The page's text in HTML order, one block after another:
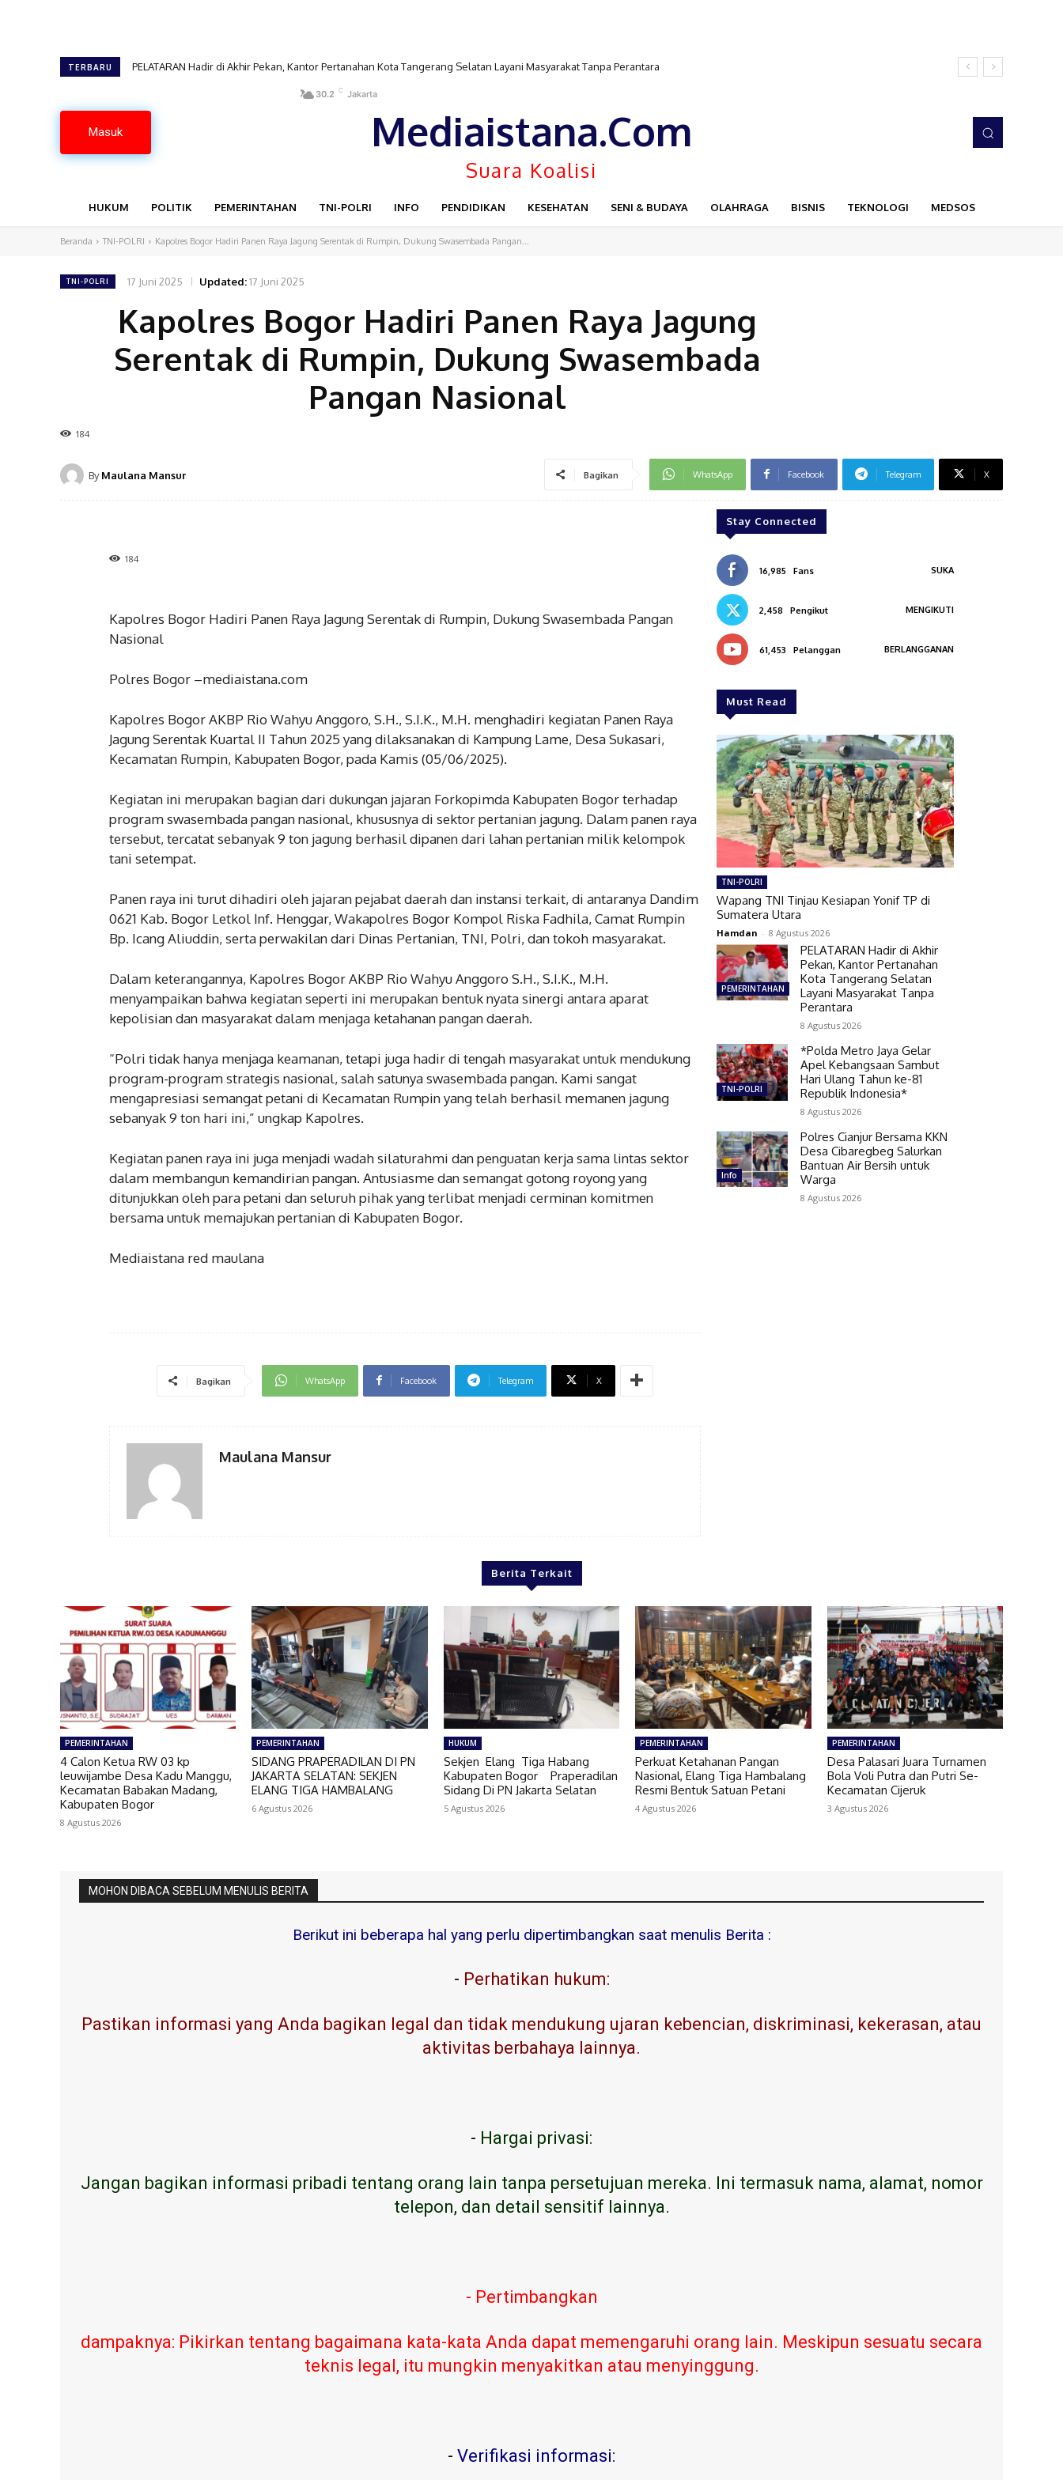
TERBARU PELATARAN Hadir di Akhir Pekan, Kantor Pertanahan Kota Tangerang Selatan Layani Masyarakat Tanpa Perantara
*Polda Metro Jaya Gelar Apel Kebangsaan Sambut Hari Ulang Tahun ke-81 Republik Indonesia*
Masuk
30.2 C Jakarta
Mediaistana.Com
Suara Koalisi
HUKUM POLITIK PEMERINTAHAN TNI-POLRI INFO PENDIDIKAN KESEHATAN SENI & BUDAYA OLAHRAGA BISNIS TEKNOLOGI MEDSOS
Beranda TNI-POLRI Kapolres Bogor Hadiri Panen Raya Jagung Serentak di Rumpin, Dukung Swasembada Pangan...
TNI-POLRI 17 Juni 2025 Updated:17 Juni 2025
Kapolres Bogor Hadiri Panen Raya Jagung
Serentak di Rumpin, Dukung Swasembada
Pangan Nasional
184
By Maulana Mansur Bagikan WhatsApp Facebook Telegram X
184
Kapolres Bogor Hadiri Panen Raya Jagung Serentak di Rumpin, Dukung Swasembada Pangan
Nasional
Polres Bogor –mediaistana.com
Kapolres Bogor AKBP Rio Wahyu Anggoro, S.H., S.I.K., M.H. menghadiri kegiatan Panen Raya
Jagung Serentak Kuartal II Tahun 2025 yang dilaksanakan di Kampung Lame, Desa Sukasari,
Kecamatan Rumpin, Kabupaten Bogor, pada Kamis (05/06/2025).
Kegiatan ini merupakan bagian dari dukungan jajaran Forkopimda Kabupaten Bogor terhadap
program swasembada pangan nasional, khususnya di sektor pertanian jagung. Dalam panen raya
tersebut, tercatat sebanyak 9 ton jagung berhasil dipanen dari lahan pertanian milik kelompok
tani setempat.
Panen raya ini turut dihadiri oleh jajaran pejabat daerah dan instansi terkait, di antaranya Dandim
0621 Kab. Bogor Letkol Inf. Henggar, Wakapolres Bogor Kompol Riska Fadhila, Camat Rumpin
Bp. Icang Aliuddin, serta perwakilan dari Dinas Pertanian, TNI, Polri, dan tokoh masyarakat.
Dalam keterangannya, Kapolres Bogor AKBP Rio Wahyu Anggoro S.H., S.I.K., M.H.
menyampaikan bahwa kegiatan seperti ini merupakan bentuk nyata sinergi antara aparat
kepolisian dan masyarakat dalam menjaga ketahanan pangan daerah.
“Polri tidak hanya menjaga keamanan, tetapi juga hadir di tengah masyarakat untuk mendukung
program-program strategis nasional, salah satunya swasembada pangan. Kami sangat
mengapresiasi semangat petani di Kecamatan Rumpin yang telah berhasil memanen jagung
sebanyak 9 ton hari ini,” ungkap Kapolres.
Kegiatan panen raya ini juga menjadi wadah silaturahmi dan penguatan kerja sama lintas sektor
dalam membangun kemandirian pangan. Antusiasme dan semangat gotong royong yang
ditunjukkan oleh para petani dan seluruh pihak yang terlibat menjadi cerminan komitmen
bersama untuk memajukan pertanian di Kabupaten Bogor.
Mediaistana red maulana
Bagikan WhatsApp Facebook Telegram X
Maulana Mansur
Stay Connected
16,985 Fans SUKA
2,458 Pengikut MENGIKUTI
61,453 Pelanggan BERLANGGANAN
Must Read
TNI-POLRI
Wapang TNI Tinjau Kesiapan Yonif TP di
Sumatera Utara
Hamdan - 8 Agustus 2026
PEMERINTAHAN
PELATARAN Hadir di Akhir
Pekan, Kantor Pertanahan
Kota Tangerang Selatan
Layani Masyarakat Tanpa
Perantara
8 Agustus 2026
TNI-POLRI
*Polda Metro Jaya Gelar
Apel Kebangsaan Sambut
Hari Ulang Tahun ke-81
Republik Indonesia*
8 Agustus 2026
Info
Polres Cianjur Bersama KKN
Desa Cibaregbeg Salurkan
Bantuan Air Bersih untuk
Warga
8 Agustus 2026
Berita Terkait
PEMERINTAHAN
4 Calon Ketua RW 03 kp
leuwijambe Desa Kadu Manggu,
Kecamatan Babakan Madang,
Kabupaten Bogor
8 Agustus 2026
PEMERINTAHAN
SIDANG PRAPERADILAN DI PN
JAKARTA SELATAN: SEKJEN
ELANG TIGA HAMBALANG
6 Agustus 2026
HUKUM
Sekjen Elang Tiga Habang
Kabupaten Bogor Praperadilan
Sidang Di PN Jakarta Selatan
5 Agustus 2026
PEMERINTAHAN
Perkuat Ketahanan Pangan
Nasional, Elang Tiga Hambalang
Resmi Bentuk Satuan Petani
4 Agustus 2026
PEMERINTAHAN
Desa Palasari Juara Turnamen
Bola Voli Putra dan Putri Se-
Kecamatan Cijeruk
3 Agustus 2026
MOHON DIBACA SEBELUM MENULIS BERITA
Berikut ini beberapa hal yang perlu dipertimbangkan saat menulis Berita :
- Perhatikan hukum:
Pastikan informasi yang Anda bagikan legal dan tidak mendukung ujaran kebencian, diskriminasi, kekerasan, atau
aktivitas berbahaya lainnya.
- Hargai privasi:
Jangan bagikan informasi pribadi tentang orang lain tanpa persetujuan mereka. Ini termasuk nama, alamat, nomor
telepon, dan detail sensitif lainnya.
- Pertimbangkan
dampaknya: Pikirkan tentang bagaimana kata-kata Anda dapat memengaruhi orang lain. Meskipun sesuatu secara
teknis legal, itu mungkin menyakitkan atau menyinggung.
- Verifikasi informasi: